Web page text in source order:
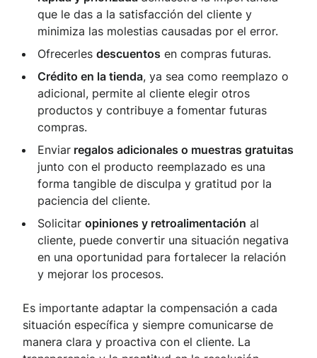
que le das a la satisfacción del cliente y
minimiza las molestias causadas por el error.
Ofrecerles descuentos en compras futuras.
Crédito en la tienda, ya sea como reemplazo o
adicional, permite al cliente elegir otros
productos y contribuye a fomentar futuras
compras.
Enviar regalos adicionales o muestras gratuitas
junto con el producto reemplazado es una
forma tangible de disculpa y gratitud por la
paciencia del cliente.
Solicitar opiniones y retroalimentación al
cliente, puede convertir una situación negativa
en una oportunidad para fortalecer la relación
y mejorar los procesos.
Es importante adaptar la compensación a cada
situación específica y siempre comunicarse de
manera clara y proactiva con el cliente. La